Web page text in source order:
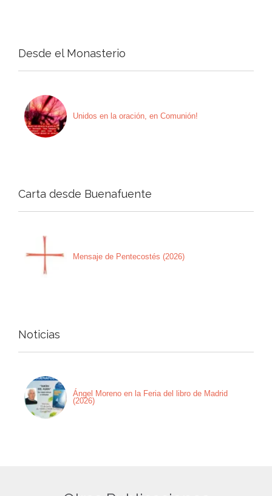
Desde el Monasterio
Unidos en la oración, en Comunión!
Carta desde Buenafuente
Mensaje de Pentecostés (2026)
Noticias
Ángel Moreno en la Feria del libro de Madrid
(2026)